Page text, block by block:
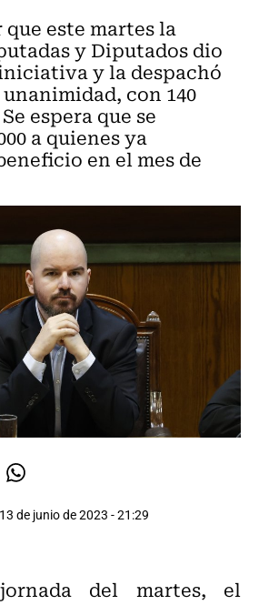
este martes la
y Diputados dio
y la despachó
con 140
espera que se
a quienes ya
en el mes de
de junio de 2023 - 21:29
del martes, el